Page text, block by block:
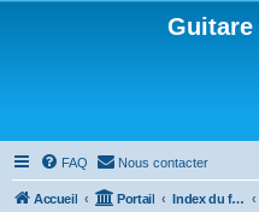
Guitare
FAQ Nous contacter
Accueil Portail Index du forum